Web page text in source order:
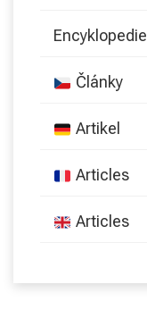
Encyklopedie
Články
Artikel
Articles
Articles